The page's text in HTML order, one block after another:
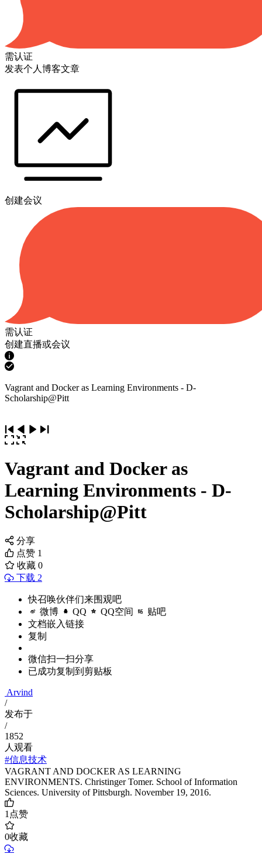
需认证
发表个人博客文章
创建会议
需认证
创建直播或会议
Vagrant and Docker as Learning Environments - D-
Scholarship@Pitt
Vagrant and Docker as
Learning Environments - D-
Scholarship@Pitt
分享
点赞 1
收藏 0
下载 2
快召唤伙伴们来围观吧
微博 QQ QQ空间 贴吧
文档嵌入链接
复制
微信扫一扫分享
已成功复制到剪贴板
Arvind
/
发布于
/
1852
人观看
#信息技术
VAGRANT AND DOCKER AS LEARNING
ENVIRONMENTS. Christinger Tomer. School of Information
Sciences. University of Pittsburgh. November 19, 2016.
1点赞
0收藏